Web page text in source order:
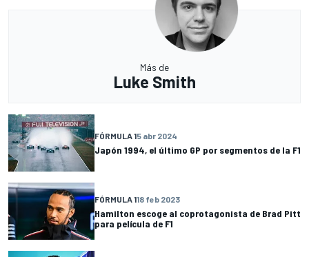
Más de
Luke Smith
FÓRMULA 15 abr 2024
Japón 1994, el último GP por segmentos de la F1
FÓRMULA 118 feb 2023
Hamilton escoge al coprotagonista de Brad Pitt
para película de F1